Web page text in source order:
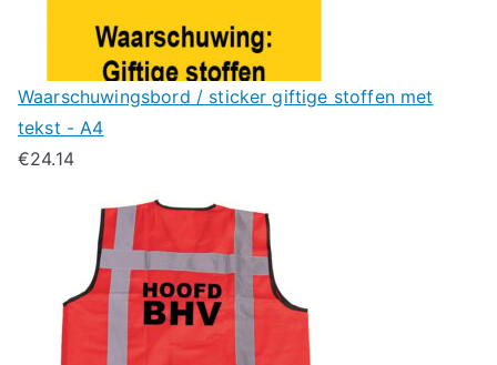
Waarschuwingsbord / sticker giftige stoffen met
tekst - A4
€24.14